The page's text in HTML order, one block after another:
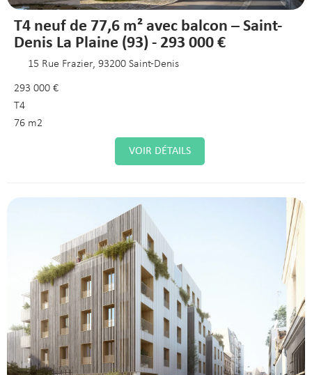
T4 neuf de 77,6 m² avec balcon – Saint-
Denis La Plaine (93) - 293 000 €
15 Rue Frazier, 93200 Saint-Denis
293 000 €
T4
76 m2
VOIR DÉTAILS